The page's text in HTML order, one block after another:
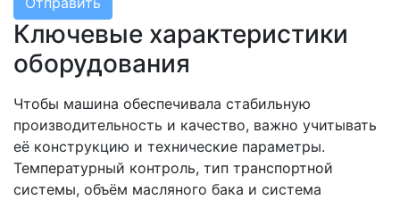
Ключевые характеристики
оборудования
Чтобы машина обеспечивала стабильную
производительность и качество, важно учитывать
её конструкцию и технические параметры.
Температурный контроль, тип транспортной
системы, объём масляного бака и система